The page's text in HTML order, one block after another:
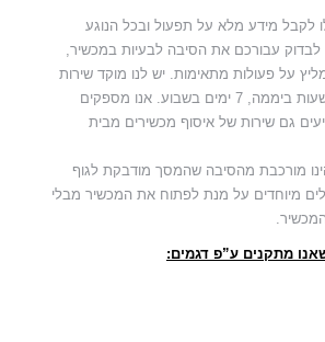
לקבל מידע מלא על תפעול ובכל הנוגע
עבורכם את הסיבה לבעיות במכשיר,
על פעולות מתאימות. יש לנו מוקד שירות
לקוחות פעיל במשך 24 שעות ביממה, 7 ימים בשבוע. אנו מספקים
גם שירות של איסוף מכשירים מבית
מורכבת מהסיבה שהמסך מודבקת לגוף
מיוחדים על מנת לפתוח את המכשיר מבלי
מתקנים ע”פ דגמים: